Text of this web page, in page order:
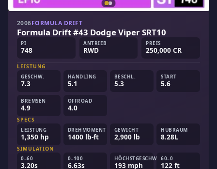
2006FORMULA DRIFT
Formula Drift #43 Dodge Viper SRT10
PI
748
ANTRIEB
RWD
PREIS
250,000 CR
LEISTUNG
GESCHW.
7.3
HANDLING
5.1
BESCHL.
5.3
START
5.6
BREMSEN
4.9
OFFROAD
4.0
SPECS
LEISTUNG
1,350 hp
DREHMOMENT
1400 lb-ft
GEWICHT
2,900 lb
HUBRAUM
8.28L
SIMULATION
0–60
3.20s
0–100
6.63s
HÖCHSTGESCHW.
193 mph
60–0
122 ft